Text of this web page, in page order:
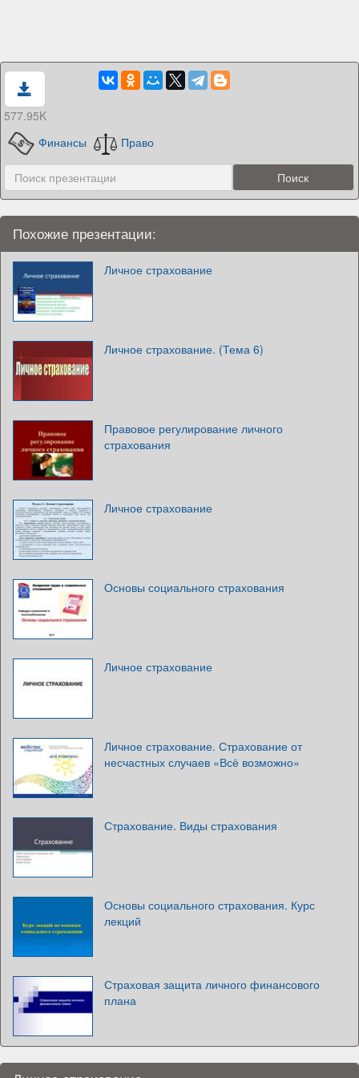
577.95K
Финансы
Право
Похожие презентации:
Личное страхование
Личное страхование. (Тема 6)
Правовое регулирование личного
страхования
Личное страхование
Основы социального страхования
Личное страхование
Личное страхование. Страхование от
несчастных случаев «Всё возможно»
Страхование. Виды страхования
Основы социального страхования. Курс
лекций
Страховая защита личного финансового
плана